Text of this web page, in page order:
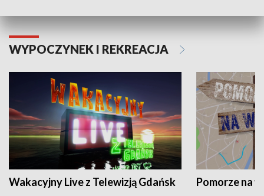
WYPOCZYNEK I REKREACJA
Wakacyjny Live z Telewizją Gdańsk Pomorze na